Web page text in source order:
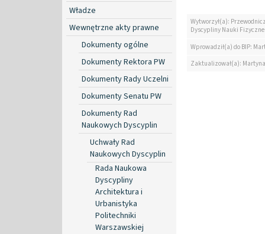
Władze
Wewnętrzne akty prawne
Dokumenty ogólne
Dokumenty Rektora PW
Dokumenty Rady Uczelni
Dokumenty Senatu PW
Dokumenty Rad
Naukowych Dyscyplin
Uchwały Rad
Naukowych Dyscyplin
Rada Naukowa
Dyscypliny
Architektura i
Urbanistyka
Politechniki
Warszawskiej
Wytworzył(a):
Dyscypliny Nauki Fizyczne
Wprowadził(a) do BIP:
Zaktualizował(a):